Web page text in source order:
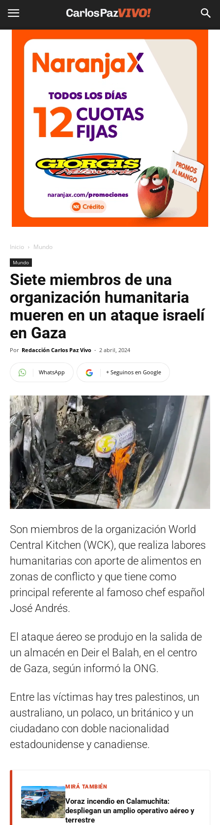
Inicio Mundo
Mundo
Siete miembros de una
organización humanitaria
mueren en un ataque israelí
en Gaza
Por Redacción Carlos Paz Vivo - 2 abril, 2024
WhatsApp + Seguinos en Google
Son miembros de la organización World
Central Kitchen (WCK), que realiza labores
humanitarias con aporte de alimentos en
zonas de conflicto y que tiene como
principal referente al famoso chef español
José Andrés.
El ataque áereo se produjo en la salida de
un almacén en Deir el Balah, en el centro
de Gaza, según informó la ONG.
Entre las víctimas hay tres palestinos, un
australiano, un polaco, un británico y un
ciudadano con doble nacionalidad
estadounidense y canadiense.
MIRÁ TAMBIÉN
Voraz incendio en Calamuchita:
despliegan un amplio operativo aéreo y
terrestre